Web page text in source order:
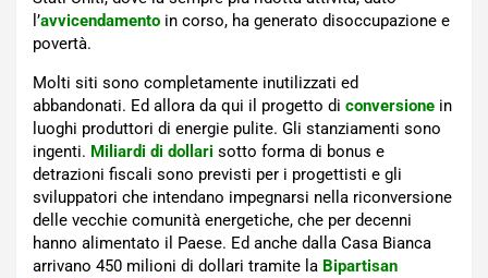
l’avvicendamento in corso, ha generato disoccupazione e
povertà.
Molti siti sono completamente inutilizzati ed
abbandonati. Ed allora da qui il progetto di conversione in
luoghi produttori di energie pulite. Gli stanziamenti sono
ingenti. Miliardi di dollari sotto forma di bonus e
detrazioni fiscali sono previsti per i progettisti e gli
sviluppatori che intendano impegnarsi nella riconversione
delle vecchie comunità energetiche, che per decenni
hanno alimentato il Paese. Ed anche dalla Casa Bianca
arrivano 450 milioni di dollari tramite la Bipartisan